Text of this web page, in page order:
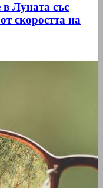
в Луната със
скоростта на